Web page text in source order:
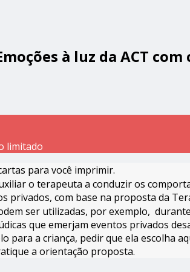
à luz da ACT com
limitado
para você imprimir.
o terapeuta a conduzir os
privados, com base na proposta da
ser utilizadas, por exemplo,
que emerjam eventos privados
para a criança, pedir que ela escolha
a orientação proposta.